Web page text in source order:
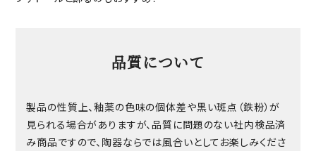
品質について
製品の性質上、釉薬の色味の個体差や黒い斑点（鉄粉）が
見られる場合がありますが、品質に問題のない社内検品済
み商品ですので、陶器ならでは風合いとしてお楽しみくださ